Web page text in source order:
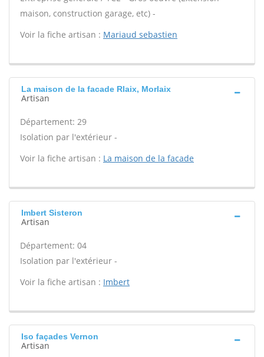
maison, construction garage, etc) -
Voir la fiche artisan : Mariaud sebastien
La maison de la facade Rlaix, Morlaix
Artisan
Département: 29
Isolation par l'extérieur -
Voir la fiche artisan : La maison de la facade
Imbert Sisteron
Artisan
Département: 04
Isolation par l'extérieur -
Voir la fiche artisan : Imbert
Iso façades Vernon
Artisan